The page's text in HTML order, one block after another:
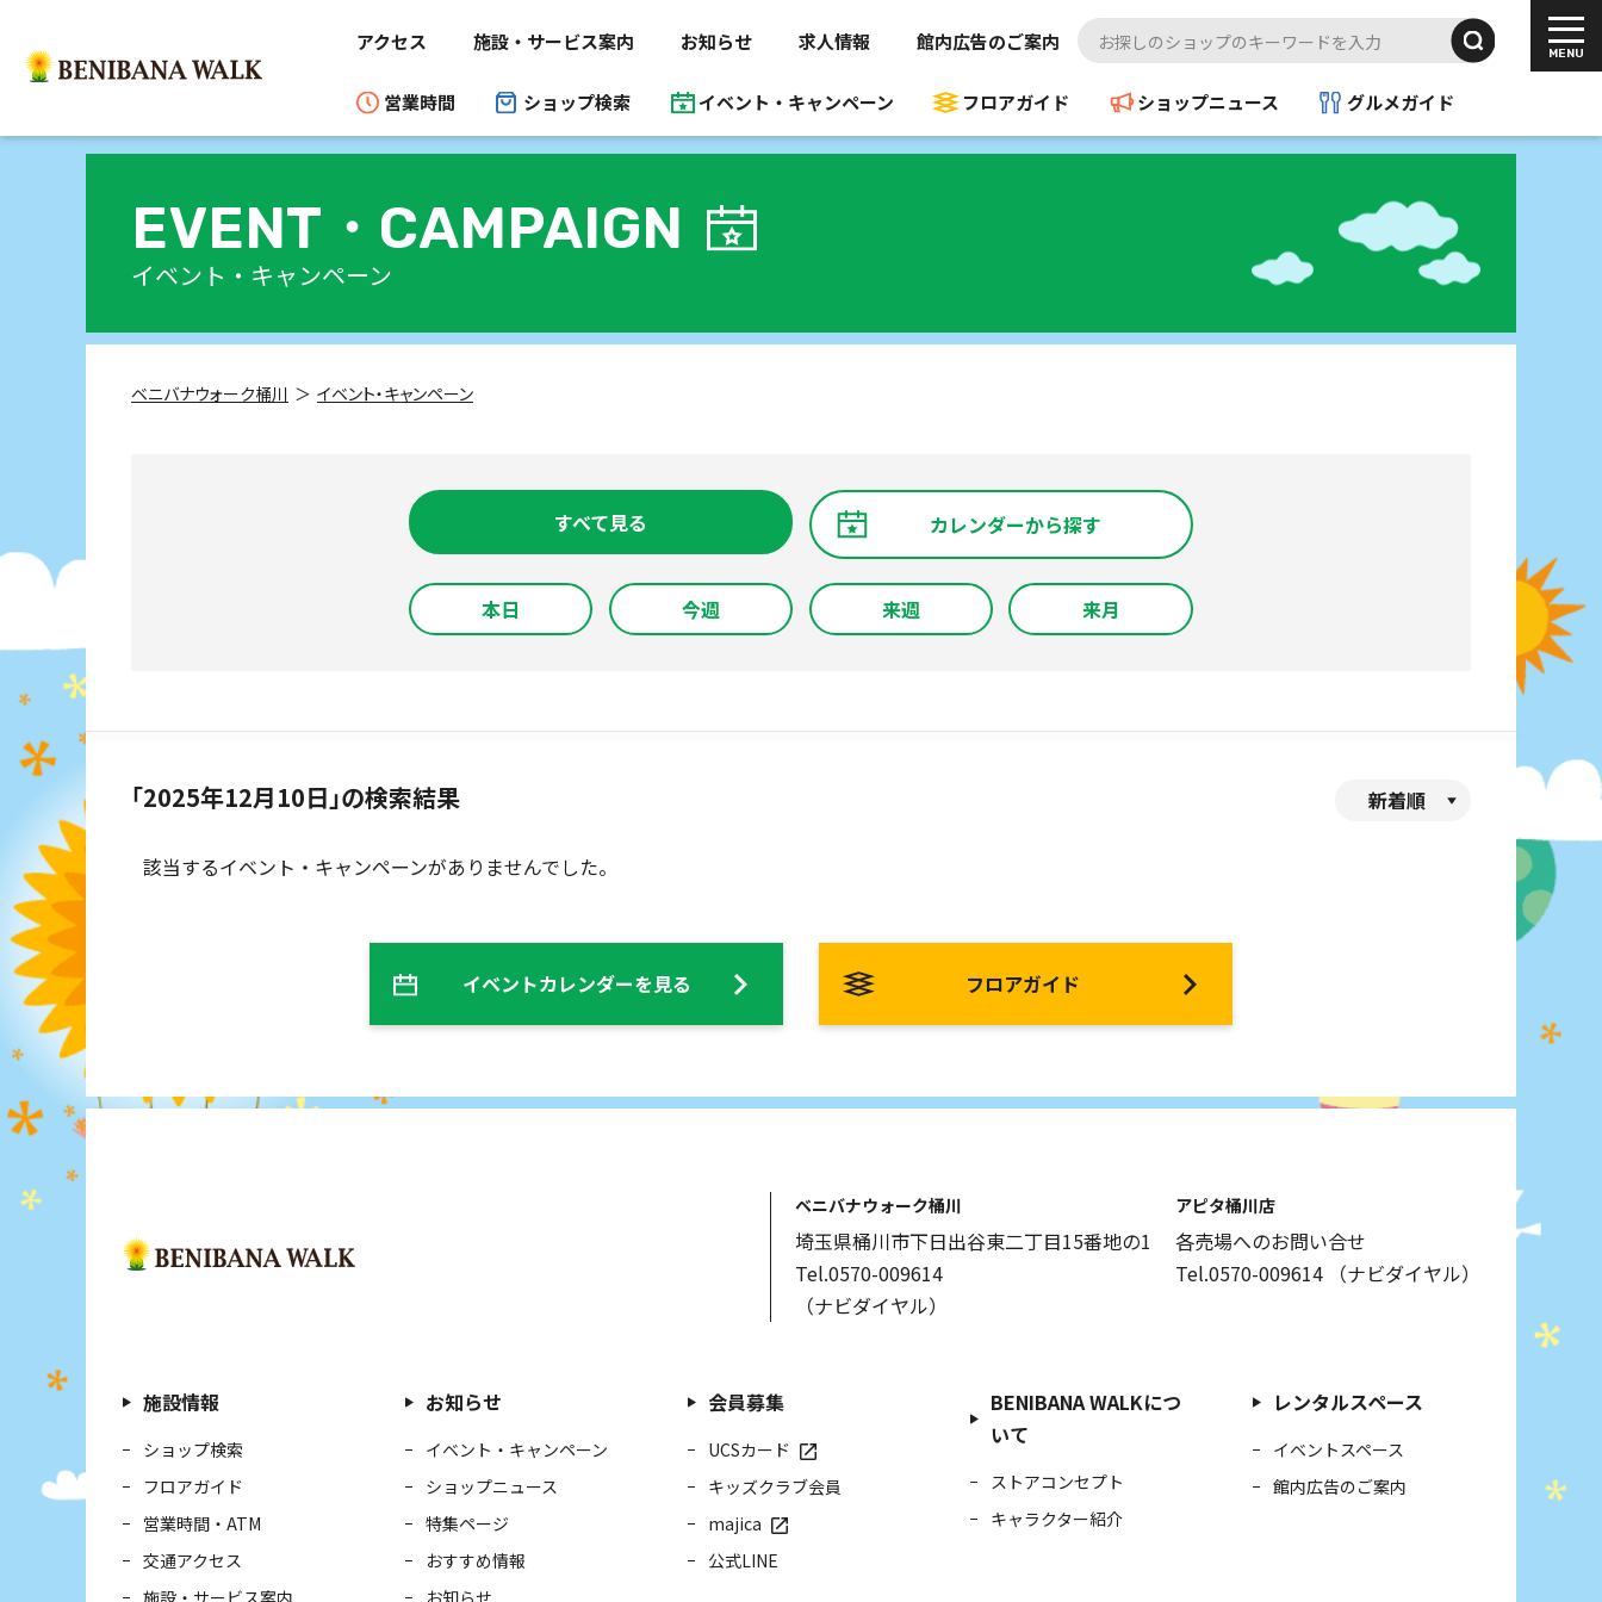
アクセス 施設・サービス案内 お知らせ 求人情報 館内広告のご案内
営業時間 ショップ検索 イベント・キャンペーン フロアガイド ショップニュース グルメガイド
EVENT・ CAMPAIGN
イベント・キャンペーン
ベニバナウォーク桶川 イベント・キャンペーン
すべて見る カレンダーから探す
本日 今週 来週 来月
「2025年12月10日」の検索結果 新着順
該当するイベント・キャンペーンがありませんでした。
イベントカレンダーを見る フロアガイド
ベニバナウォーク桶川
埼玉県桶川市下日出谷東二丁目15番地の1
Tel.0570-009614
（ナビダイヤル）
アピタ桶川店
各売場へのお問い合せ
Tel.0570-009614 （ナビダイヤル）
施設情報
ショップ検索
フロアガイド
営業時間・ATM
交通アクセス
施設・サービス案内
お知らせ
イベント・キャンペーン
ショップニュース
特集ページ
おすすめ情報
お知らせ
会員募集
UCSカード
キッズクラブ会員
majica
公式LINE
BENIBANA WALKにつ
いて
ストアコンセプト
キャラクター紹介
レンタルスペース
イベントスペース
館内広告のご案内